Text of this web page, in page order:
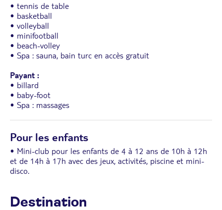
• tennis de table
• basketball
• volleyball
• minifootball
• beach-volley
• Spa : sauna, bain turc en accès gratuit
Payant :
• billard
• baby-foot
• Spa : massages
Pour les enfants
• Mini-club pour les enfants de 4 à 12 ans de 10h à 12h
et de 14h à 17h avec des jeux, activités, piscine et mini-
disco.
Destination